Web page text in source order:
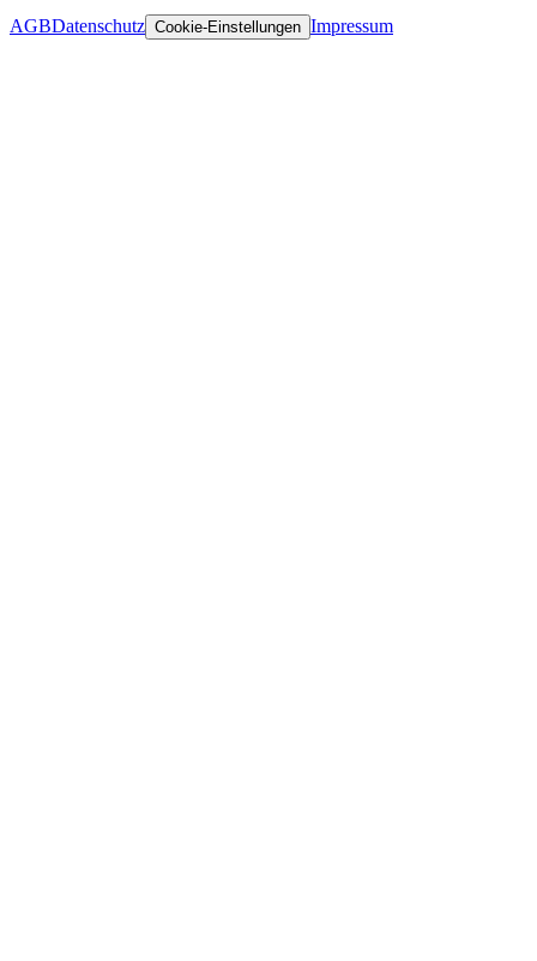
AGBDatenschutz Cookie-Einstellungen Impressum